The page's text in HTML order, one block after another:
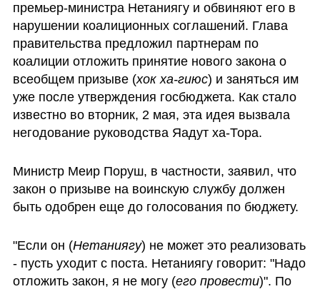
премьер-министра Нетаниягу и обвиняют его в
нарушении коалиционных соглашений. Глава
правительства предложил партнерам по
коалиции отложить принятие нового закона о
всеобщем призыве (хок ха-гиюс) и заняться им
уже после утверждения госбюджета. Как стало
известно во вторник, 2 мая, эта идея вызвала
негодование руководства Яадут ха-Тора.
Министр Меир Поруш, в частности, заявил, что
закон о призыве на воинскую службу должен
быть одобрен еще до голосования по бюджету.
"Если он (Нетаниягу) не может это реализовать
- пусть уходит с поста. Нетаниягу говорит: "Надо
отложить закон, я не могу (его провести)". По